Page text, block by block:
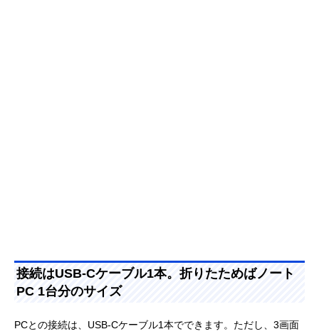
接続はUSB-Cケーブル1本。折りたためばノート
PC 1台分のサイズ
PCとの接続は、USB-Cケーブル1本でできます。ただし、3画面